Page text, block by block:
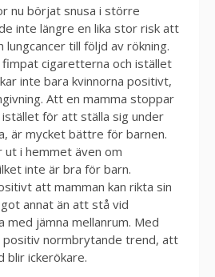
nu börjat snusa i större
inte längre en lika stor risk att
lungcancer till följd av rökning.
cigaretterna och istället
inte bara kvinnorna positivt,
Att en mamma stoppar
istället för att ställa sig under
är mycket bättre för barnen.
ut i hemmet även om
inte är bra för barn.
att mamman kan rikta sin
annat än att stå vid
med jämna mellanrum. Med
positiv normbrytande trend, att
blir ickerökare.